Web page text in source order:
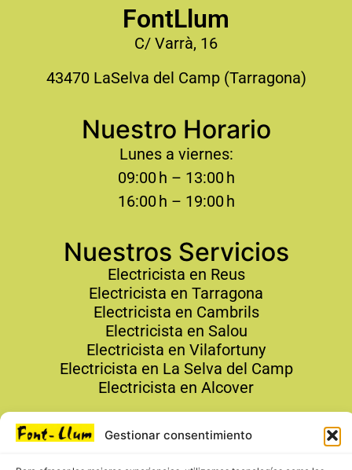
Gestionar consentimiento
FontLlum
C/ Varrà, 16
43470 LaSelva del Camp (Tarragona)
Nuestro Horario
Lunes a viernes:
09:00 h – 13:00 h
16:00 h – 19:00 h
Nuestros Servicios
Electricista en Reus
Electricista en Tarragona
Electricista en Cambrils
Electricista en Salou
Electricista en Vilafortuny
Electricista en La Selva del Camp
Electricista en Alcover
Contacto